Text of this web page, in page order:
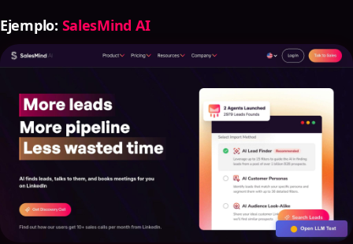
Ejemplo: SalesMind AI